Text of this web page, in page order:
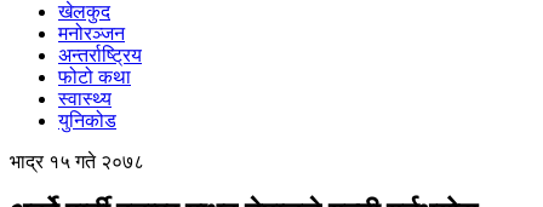
खेलकुद
मनोरञ्जन
अन्तर्राष्ट्रिय
फोटो कथा
स्वास्थ्य
युनिकोड
भाद्र १५ गते २०७८